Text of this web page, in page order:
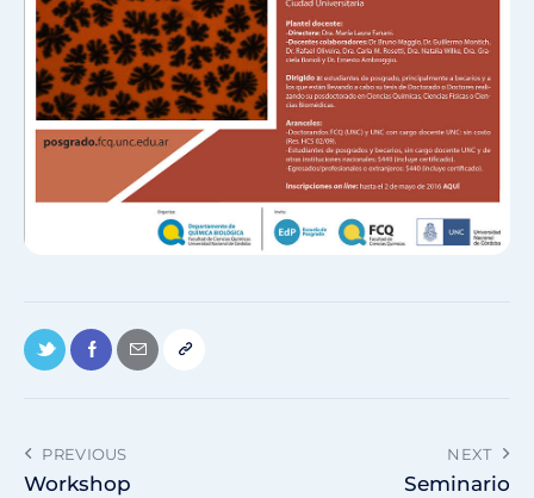
PREVIOUS
Workshop
NEXT
Seminario